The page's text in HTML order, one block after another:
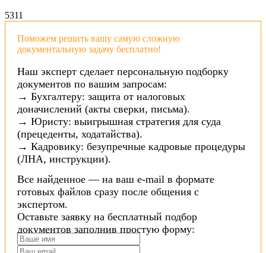
5311
Поможем решить вашу самую сложную
документальную задачу бесплатно!
Наш эксперт сделает персональную подборку
документов по вашим запросам:
→ Бухгалтеру: защита от налоговых
доначислений (акты сверки, письма).
→ Юристу: выигрышная стратегия для суда
(прецеденты, ходатайства).
→ Кадровику: безупречные кадровые процедуры
(ЛНА, инструкции).
Все найденное — на ваш e-mail в формате
готовых файлов сразу после общения с
экспертом.
Оставьте заявку на бесплатный подбор
документов заполнив простую форму: